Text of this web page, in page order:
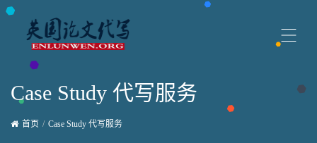
Case Study 代写服务
首页 Case Study 代写服务